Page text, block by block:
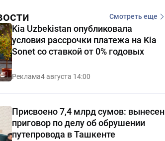
Смотреть еще
Kia Uzbekistan опубликовала
условия рассрочки платежа на Kia
Sonet со ставкой от 0% годовых
Реклама4 августа 14:00
Присвоено 7,4 млрд сумов: вынесен
приговор по делу об обрушении
путепровода в Ташкенте